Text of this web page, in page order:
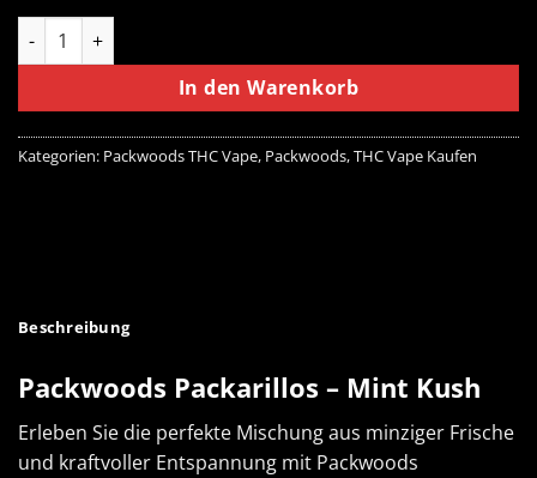
Packwoods Packarillos – Mint Kush Menge
In den Warenkorb
Kategorien: Packwoods THC Vape, Packwoods,THC Vape Kaufen
Beschreibung
Packwoods Packarillos – Mint Kush
Erleben Sie die perfekte Mischung aus minziger Frische
und kraftvoller Entspannung mit Packwoods